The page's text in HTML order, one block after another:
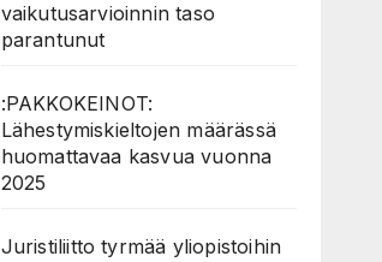
vaikutusarvioinnin taso
parantunut
:PAKKOKEINOT:
Lähestymiskieltojen määrässä
huomattavaa kasvua vuonna
2025
Juristiliitto tyrmää yliopistoihin